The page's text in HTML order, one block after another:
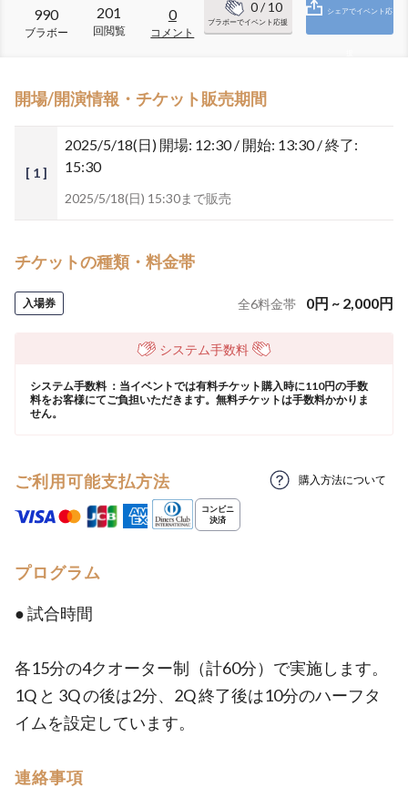
990
ブラボー
201
回閲覧
0
コメント
0/ 10
ブラボーでイベント応援
シェアでイベント応
開場/開演情報・チケット販売期間
[ 1 ]
2025/5/18(日) 開場: 12:30 / 開始: 13:30 / 終了:
15:30
2025/5/18(日) 15:30まで販売
チケットの種類・料金帯
入場券 全6料金帯 0円 ~ 2,000円
システム手数料
システム手数料 ：当イベントでは有料チケット購入時に110円の手数
料をお客様にてご負担いただきます。無料チケットは手数料かかりま
せん。
ご利用可能支払方法 購入方法について
プログラム
● 試合時間
各15分の4クオーター制（計60分）で実施します。
1Q と 3Q の後は2分、2Q 終了後は10分のハーフタ
イムを設定しています。
連絡事項